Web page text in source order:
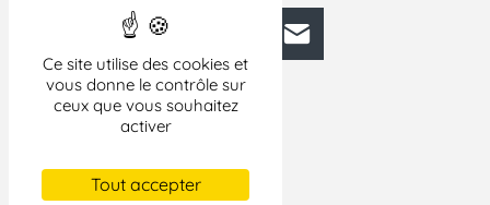
Ce site utilise des cookies et
vous donne le contrôle sur
ceux que vous souhaitez
activer
Tout accepter
FacebookBlueskyMastodonLinkedIn